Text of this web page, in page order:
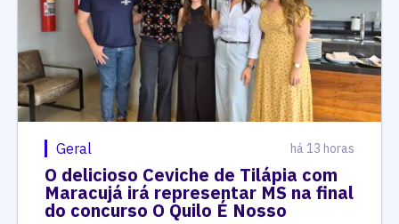
Geral há 13 horas
O delicioso Ceviche de Tilápia com
Maracujá irá representar MS na final
do concurso O Quilo É Nosso